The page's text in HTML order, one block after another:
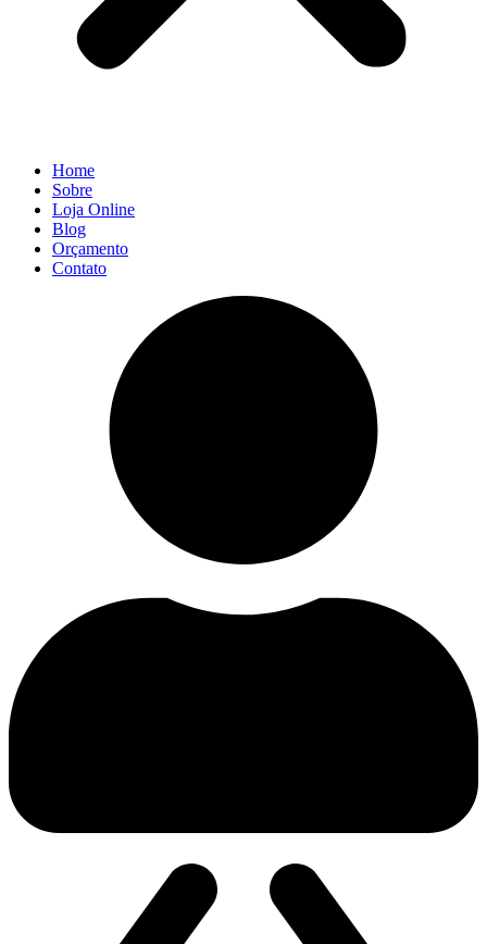
Home
Sobre
Loja Online
Blog
Orçamento
Contato